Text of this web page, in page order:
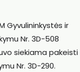
Gyvulininkystės ir
Nr. 3D-508
siekiama pakeisti
Nr. 3D-290.